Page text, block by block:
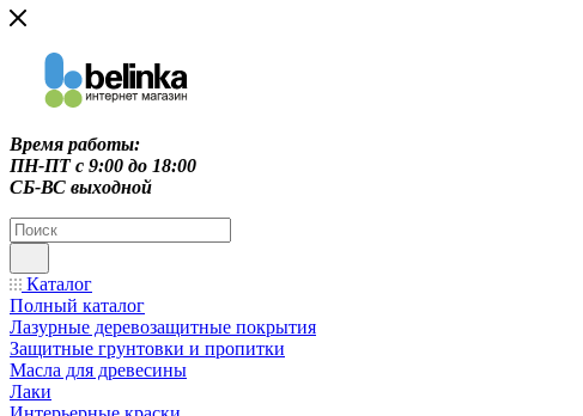
Время работы:
ПН-ПТ c 9:00 до 18:00
СБ-ВС выходной
Каталог
Полный каталог
Лазурные деревозащитные покрытия
Защитные грунтовки и пропитки
Масла для древесины
Лаки